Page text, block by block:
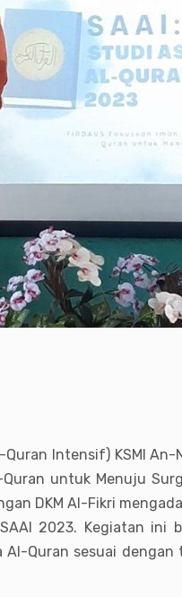
Intensif) KSMI
untuk Menuju
DKM Al-Fikri
2023. Kegiatan
Quran sesuai